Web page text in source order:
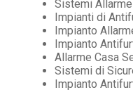
Sistemi
Impianti di
Impianto
Impianto
Allarme Casa
Sistemi di
Impianto